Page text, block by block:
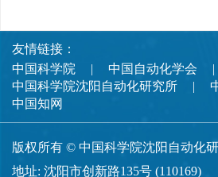
友情链接：
中国科学院
中国自动化学会
中国科学院沈阳自动化研究所
中国知网
版权所有 © 中国科学院沈阳自动化
地址: 沈阳市创新路135号 (110169)